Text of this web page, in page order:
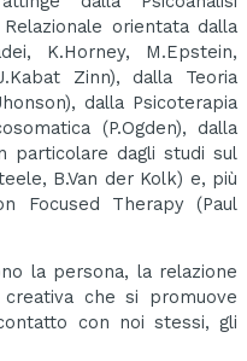
orientata dalla
K.Horney, M.Epstein,
Zinn), dalla Teoria
dalla Psicoterapia
(P.Ogden), dalla
particolare dagli studi sul
B.Van der Kolk) e, più
Focused Therapy (Paul
la persona, la relazione
che si promuove
con noi stessi, gli